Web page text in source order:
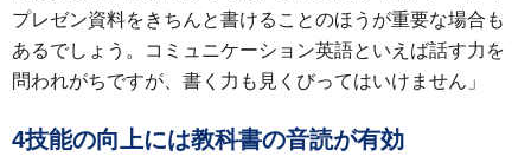
プレゼン資料をきちんと書けることのほうが重要な場合も
あるでしょう。コミュニケーション英語といえば話す力を
問われがちですが、書く力も見くびってはいけません」
4技能の向上には教科書の音読が有効